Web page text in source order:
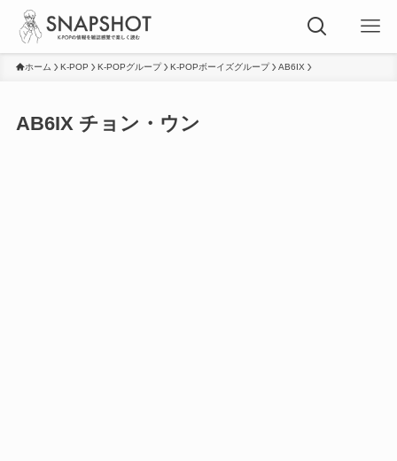
ホーム K-POP K-POPグループ K-POPボーイズグループ AB6IX
AB6IX チョン・ウン